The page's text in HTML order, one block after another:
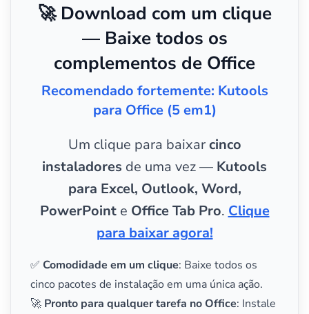
🚀 Download com um clique
— Baixe todos os
complementos de Office
Recomendado fortemente: Kutools
para Office (5 em1)
Um clique para baixarcinco
instaladores de uma vez — Kutools
para Excel, Outlook, Word,
PowerPointe Office Tab Pro. Clique
para baixar agora!
✅ Comodidade em um clique: Baixe todos os
cinco pacotes de instalação em uma única ação.
🚀 Pronto para qualquer tarefa no Office: Instale